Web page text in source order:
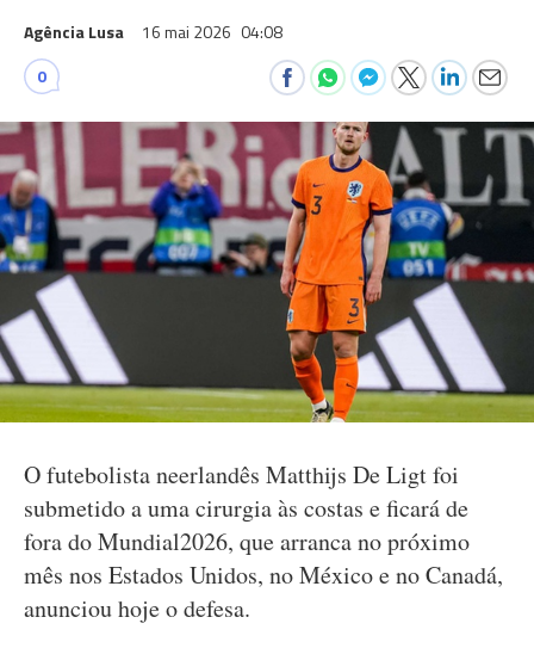
Agência Lusa 16 mai 2026 04:08
0
O futebolista neerlandês Matthijs De Ligt foi
submetido a uma cirurgia às costas e ficará de
fora do Mundial2026, que arranca no próximo
mês nos Estados Unidos, no México e no Canadá,
anunciou hoje o defesa.